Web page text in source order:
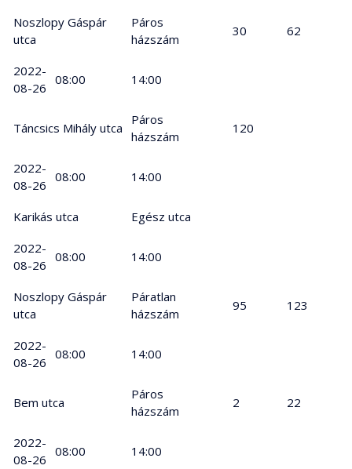
Noszlopy Gáspár
utca
Páros
házszám
30 62
2022-
08-26
08:00 14:00
Táncsics Mihály utca
Páros
házszám
120
2022-
08-26
08:00 14:00
Karikás utca
Egész utca
2022-
08-26
08:00 14:00
Noszlopy Gáspár
utca
Páratlan
házszám
95 123
2022-
08-26
08:00 14:00
Bem utca
Páros
házszám
2 22
2022-
08-26
08:00 14:00